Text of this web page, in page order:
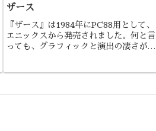
ザース
『ザース』は1984年にPC88用として、
エニックスから発売されました。何と言
っても、グラフィックと演出の凄さが際